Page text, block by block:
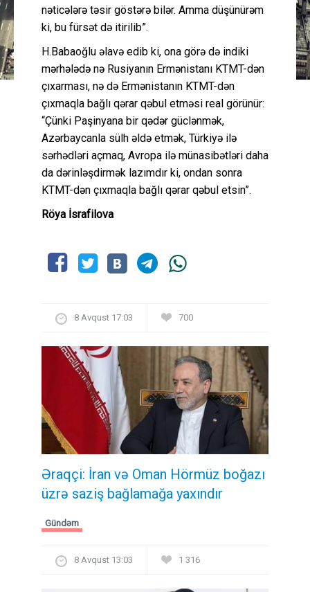
nəticələrə təsir göstərə bilər. Amma düşünürəm
ki, bu fürsət də itirilib”.
H.Babaoğlu əlavə edib ki, ona görə də indiki
mərhələdə nə Rusiyanın Ermənistanı KTMT-dən
çıxarması, nə də Ermənistanın KTMT-dən
çıxmaqla bağlı qərar qəbul etməsi real görünür:
“Çünki Paşinyana bir qədər güclənmək,
Azərbaycanla sülh əldə etmək, Türkiyə ilə
sərhədləri açmaq, Avropa ilə münasibətləri daha
da dərinləşdirmək lazımdır ki, ondan sonra
KTMT-dən çıxmaqla bağlı qərar qəbul etsin”.
Röya İsrafilova
8 Avqust 17:03 700
Əraqçi: İran və Oman Hörmüz boğazı
üzrə saziş bağlamağa yaxındır
Gündəm
8 Avqust 13:03 1 316